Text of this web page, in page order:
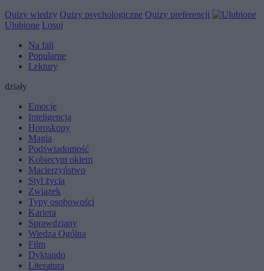
Quizy wiedzy Quizy psychologiczne Quizy preferencji
Ulubione Losuj
Na fali
Popularne
Lektury
działy
Emocje
Inteligencja
Horoskopy
Magia
Podświadomość
Kobiecym okiem
Macierzyństwo
Styl życia
Związek
Typy osobowości
Kariera
Sprawdziany
Wiedza Ogólna
Film
Dyktando
Literatura